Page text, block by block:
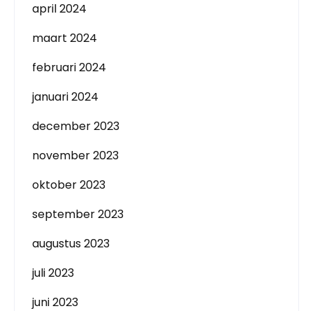
april 2024
maart 2024
februari 2024
januari 2024
december 2023
november 2023
oktober 2023
september 2023
augustus 2023
juli 2023
juni 2023